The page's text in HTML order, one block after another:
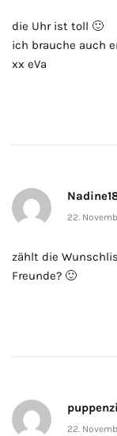
die Uhr ist toll 🙂
ich brauche auch
xx eVa
22.
zählt die
Freunde? 🙂
22.